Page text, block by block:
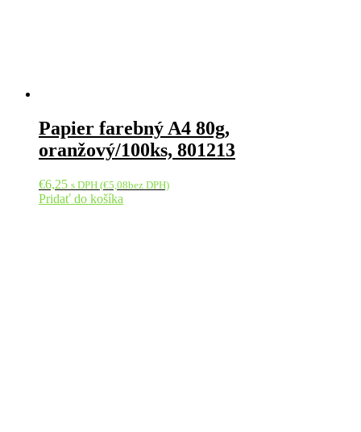
Papier farebný A4 80g,
oranžový/100ks, 801213
€6,25 s DPH (€5,08bez DPH)
Pridať do košíka